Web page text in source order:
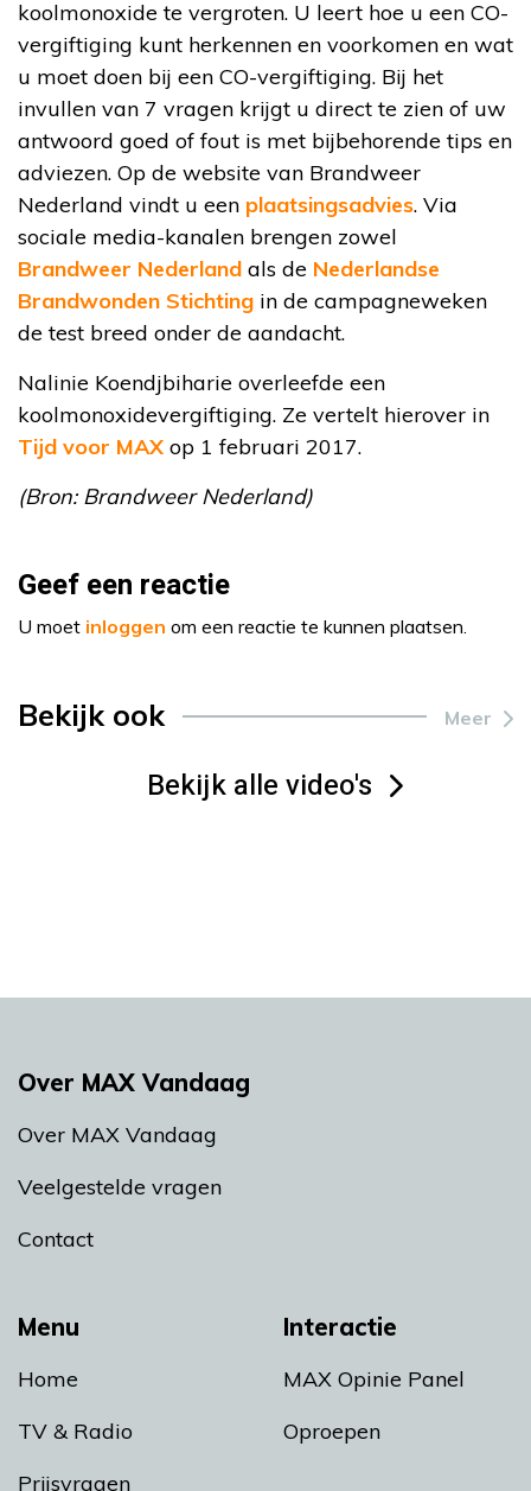
koolmonoxide te vergroten. U leert hoe u een CO-
vergiftiging kunt herkennen en voorkomen en wat
u moet doen bij een CO-vergiftiging. Bij het
invullen van 7 vragen krijgt u direct te zien of uw
antwoord goed of fout is met bijbehorende tips en
adviezen. Op de website van Brandweer
Nederland vindt u een plaatsingsadvies. Via
sociale media-kanalen brengen zowel
Brandweer Nederland als de Nederlandse
Brandwonden Stichting in de campagneweken
de test breed onder de aandacht.
Nalinie Koendjbiharie overleefde een
koolmonoxidevergiftiging. Ze vertelt hierover in
Tijd voor MAX op 1 februari 2017.
(Bron: Brandweer Nederland)
Geef een reactie
U moet inloggen om een reactie te kunnen plaatsen.
Bekijk ook Meer
Bekijk alle video's
Menu
Home
TV & Radio
Prijsvragen
Interactie
MAX Opinie Panel
Oproepen
Over MAX Vandaag
Over MAX Vandaag
Veelgestelde vragen
Contact